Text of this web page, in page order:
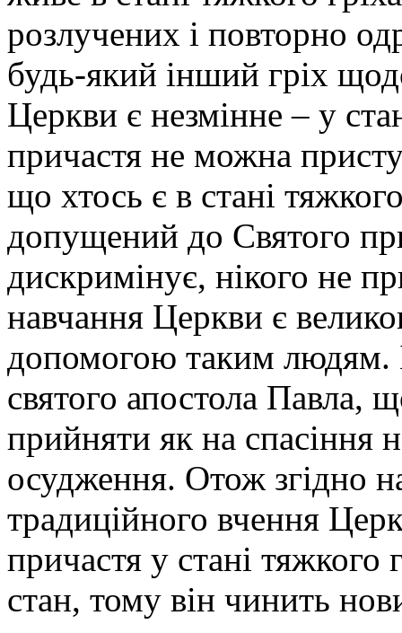
розлучених і повторно
будь-який інший гріх
Церкви є незмінне – у
причастя не можна
що хтось є в стані
допущений до Святого
дискримінує, нікого не
навчання Церкви є
допомогою таким людям.
святого апостола Павла,
прийняти як на спасіння
осудження. Отож згідно
традиційного вчення
причастя у стані тяжкого
стан, тому він чинить